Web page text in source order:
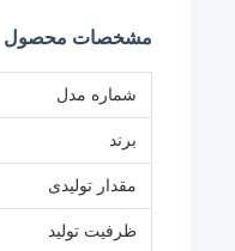
مشخصات محصول
شماره مدل
برند
مقدار تولیدی
ظرفیت تولید